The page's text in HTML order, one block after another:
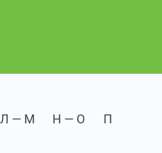
Л — М Н — О П — Р